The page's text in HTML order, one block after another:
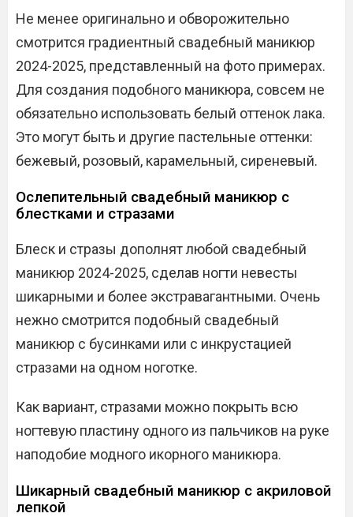
Не менее оригинально и обворожительно
смотрится градиентный свадебный маникюр
2024-2025, представленный на фото примерах.
Для создания подобного маникюра, совсем не
обязательно использовать белый оттенок лака.
Это могут быть и другие пастельные оттенки:
бежевый, розовый, карамельный, сиреневый.
Ослепительный свадебный маникюр с
блестками и стразами
Блеск и стразы дополнят любой свадебный
маникюр 2024-2025, сделав ногти невесты
шикарными и более экстравагантными. Очень
нежно смотрится подобный свадебный
маникюр с бусинками или с инкрустацией
стразами на одном ноготке.
Как вариант, стразами можно покрыть всю
ногтевую пластину одного из пальчиков на руке
наподобие модного икорного маникюра.
Шикарный свадебный маникюр с акриловой
лепкой